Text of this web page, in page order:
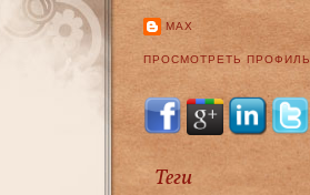
MAX
ПРОСМОТРЕТЬ ПРОФИЛЬ
Теги